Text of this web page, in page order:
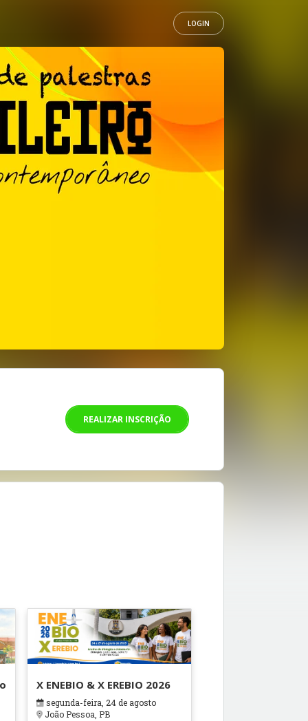
LOGIN
REALIZAR INSCRIÇÃO
X ENEBIO & X EREBIO 2026
segunda-feira, 24 de agosto
João Pessoa, PB